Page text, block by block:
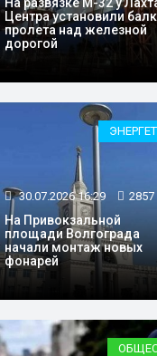
Российские военные
взяли под контроль
Коммунаровку
Центра установили
пролета над железной
дорогой
30.07.2026 16:29 2857
На Привокзальной
площади Волгограда
начали монтаж новых
фонарей